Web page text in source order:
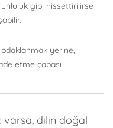
gibi hissettirilirse
yerine,
etme çabası
varsa, dilin doğal